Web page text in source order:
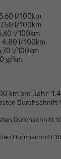
5,60 l/100km
7,50 l/100km
l/100km
4,80 l/100km
l/100km
g/km
km pro Jahr:
Durchschnitt
Durchschnitt
Durchschnitt